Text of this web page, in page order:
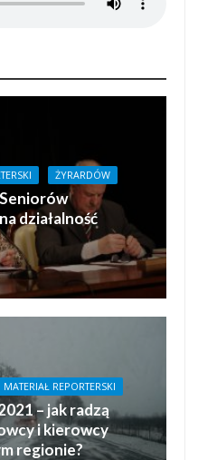
ŻYRARDÓW
działalność
MATERIAŁ REPORTERSKI
– jak radzą
i kierowcy
regionie?